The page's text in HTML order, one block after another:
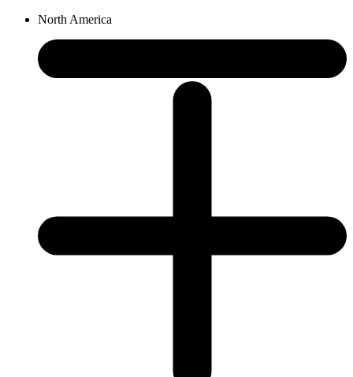
North America